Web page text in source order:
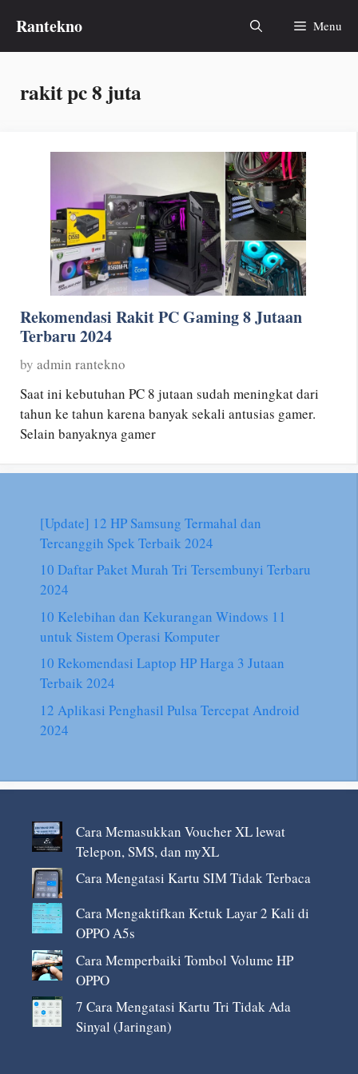
content
Rantekno Menu
rakit pc 8 juta
Rekomendasi Rakit PC Gaming 8 Jutaan
Terbaru 2024
by admin rantekno
Saat ini kebutuhan PC 8 jutaan sudah meningkat dari
tahun ke tahun karena banyak sekali antusias gamer.
Selain banyaknya gamer
[Update] 12 HP Samsung Termahal dan
Tercanggih Spek Terbaik 2024
10 Daftar Paket Murah Tri Tersembunyi Terbaru
2024
10 Kelebihan dan Kekurangan Windows 11
untuk Sistem Operasi Komputer
10 Rekomendasi Laptop HP Harga 3 Jutaan
Terbaik 2024
12 Aplikasi Penghasil Pulsa Tercepat Android
2024
Cara Memasukkan Voucher XL lewat
Telepon, SMS, dan myXL
Cara Mengatasi Kartu SIM Tidak Terbaca
Cara Mengaktifkan Ketuk Layar 2 Kali di
OPPO A5s
Cara Memperbaiki Tombol Volume HP
OPPO
7 Cara Mengatasi Kartu Tri Tidak Ada
Sinyal (Jaringan)